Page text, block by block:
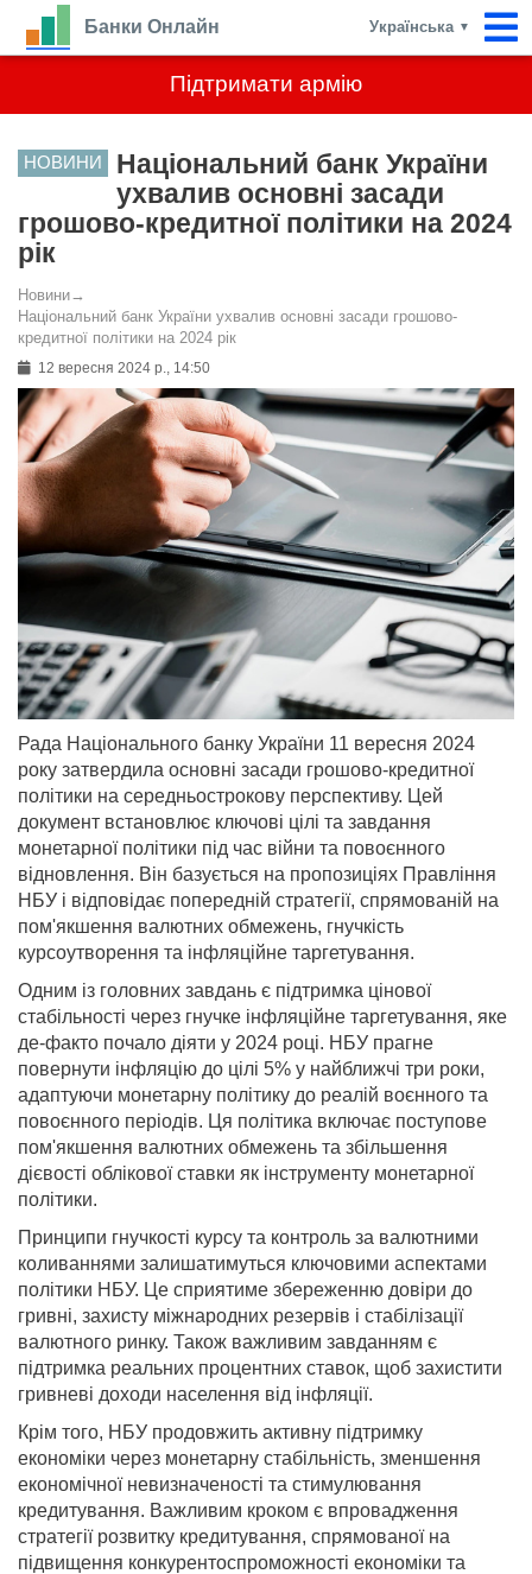
Підтримати армію
Банки Онлайн Українська ▼
НОВИНИ
Національний банк України
ухвалив основні засади
грошово-кредитної політики на 2024
рік
Новини→
Національний банк України ухвалив основні засади грошово-
кредитної політики на 2024 рік
12 вересня 2024 р., 14:50
Рада Національного банку України 11 вересня 2024
року затвердила основні засади грошово-кредитної
політики на середньострокову перспективу. Цей
документ встановлює ключові цілі та завдання
монетарної політики під час війни та повоєнного
відновлення. Він базується на пропозиціях Правління
НБУ і відповідає попередній стратегії, спрямованій на
пом'якшення валютних обмежень, гнучкість
курсоутворення та інфляційне таргетування.
Одним із головних завдань є підтримка цінової
стабільності через гнучке інфляційне таргетування, яке
де-факто почало діяти у 2024 році. НБУ прагне
повернути інфляцію до цілі 5% у найближчі три роки,
адаптуючи монетарну політику до реалій воєнного та
повоєнного періодів. Ця політика включає поступове
пом'якшення валютних обмежень та збільшення
дієвості облікової ставки як інструменту монетарної
політики.
Принципи гнучкості курсу та контроль за валютними
коливаннями залишатимуться ключовими аспектами
політики НБУ. Це сприятиме збереженню довіри до
гривні, захисту міжнародних резервів і стабілізації
валютного ринку. Також важливим завданням є
підтримка реальних процентних ставок, щоб захистити
гривневі доходи населення від інфляції.
Крім того, НБУ продовжить активну підтримку
економіки через монетарну стабільність, зменшення
економічної невизначеності та стимулювання
кредитування. Важливим кроком є впровадження
стратегії розвитку кредитування, спрямованої на
підвищення конкурентоспроможності економіки та